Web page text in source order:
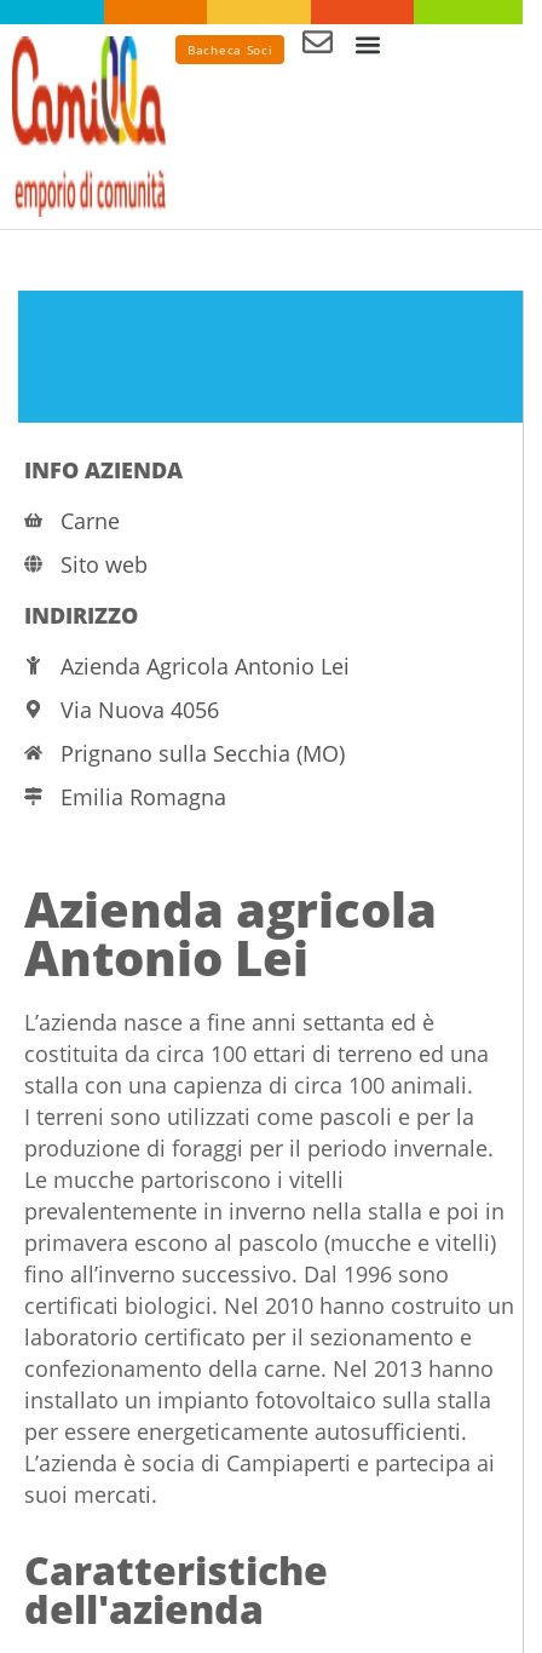
Bacheca Soci
INFO AZIENDA
Carne
Sito web
INDIRIZZO
Azienda Agricola Antonio Lei
Via Nuova 4056
Prignano sulla Secchia (MO)
Emilia Romagna
Azienda agricola
Antonio Lei
L’azienda nasce a fine anni settanta ed è
costituita da circa 100 ettari di terreno ed una
stalla con una capienza di circa 100 animali.
I terreni sono utilizzati come pascoli e per la
produzione di foraggi per il periodo invernale.
Le mucche partoriscono i vitelli
prevalentemente in inverno nella stalla e poi in
primavera escono al pascolo (mucche e vitelli)
fino all’inverno successivo. Dal 1996 sono
certificati biologici. Nel 2010 hanno costruito un
laboratorio certificato per il sezionamento e
confezionamento della carne. Nel 2013 hanno
installato un impianto fotovoltaico sulla stalla
per essere energeticamente autosufficienti.
L’azienda è socia di Campiaperti e partecipa ai
suoi mercati.
Caratteristiche
dell'azienda